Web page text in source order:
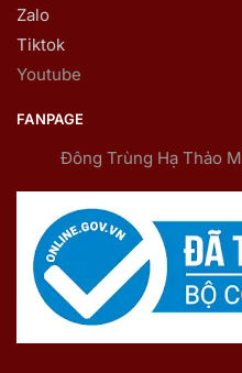
Zalo
Tiktok
Youtube
FANPAGE
Đông Trùng Hạ Thảo